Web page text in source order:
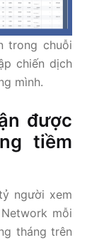
trong chuỗi
chiến dịch
mình.
được
tiềm
người xem
mỗi
tháng trên